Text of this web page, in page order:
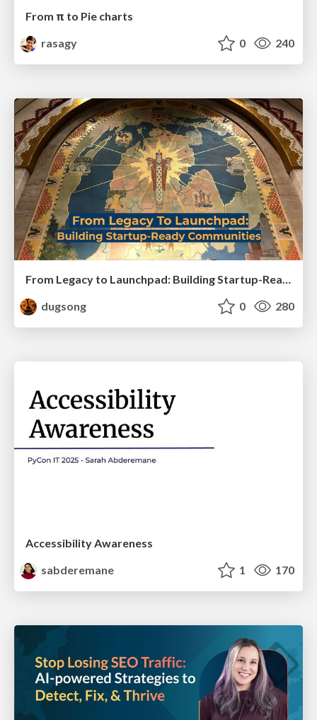
From π to Pie charts
rasagy
0 240
From Legacy to Launchpad: Building Startup-Ready Communities
dugsong
0 280
Accessibility Awareness
sabderemane
1 170